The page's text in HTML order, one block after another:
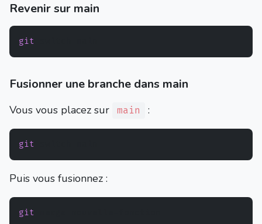
Revenir sur main
git
Fusionner une branche dans main
Vous vous placez sur main :
git
Puis vous fusionnez :
git